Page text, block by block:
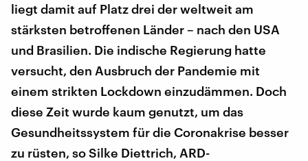
liegt damit auf Platz drei der weltweit am
stärksten betroffenen Länder – nach den USA
und Brasilien. Die indische Regierung hatte
versucht, den Ausbruch der Pandemie mit
einem strikten Lockdown einzudämmen. Doch
diese Zeit wurde kaum genutzt, um das
Gesundheitssystem für die Coronakrise besser
zu rüsten, so Silke Diettrich, ARD-